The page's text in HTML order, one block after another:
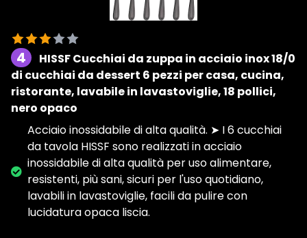
4
HISSF Cucchiai da zuppa in acciaio inox 18/0
di cucchiai da dessert 6 pezzi per casa, cucina,
ristorante, lavabile in lavastoviglie, 18 pollici,
nero opaco
Acciaio inossidabile di alta qualità. ➤ I 6 cucchiai
da tavola HISSF sono realizzati in acciaio
inossidabile di alta qualità per uso alimentare,
resistenti, più sani, sicuri per l'uso quotidiano,
lavabili in lavastoviglie, facili da pulire con
lucidatura opaca liscia.